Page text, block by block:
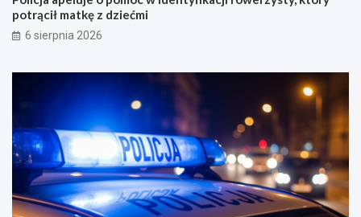
potrącił matkę z dziećmi
6 sierpnia 2026